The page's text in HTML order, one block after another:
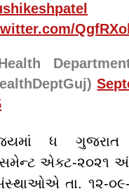
ધ ગુજરાત
એક્ટ-૨૦૨૧
તા. ૧૨-